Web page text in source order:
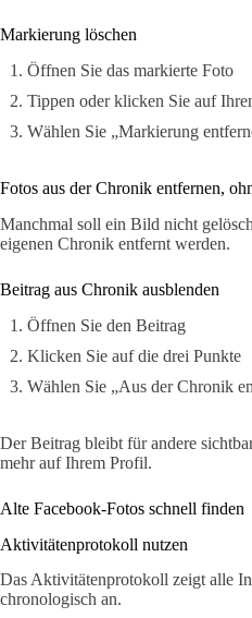
Markierung löschen
Öffnen Sie das markierte Foto
Tippen oder klicken Sie auf
Wählen Sie „Markierung
Fotos aus der Chronik entfernen,
Manchmal soll ein Bild nicht
eigenen Chronik entfernt werden.
Beitrag aus Chronik ausblenden
Öffnen Sie den Beitrag
Klicken Sie auf die drei Punkte
Wählen Sie „Aus der Chronik
Der Beitrag bleibt für andere
mehr auf Ihrem Profil.
Alte Facebook-Fotos schnell finden
Aktivitätenprotokoll nutzen
Das Aktivitätenprotokoll zeigt alle
chronologisch an.